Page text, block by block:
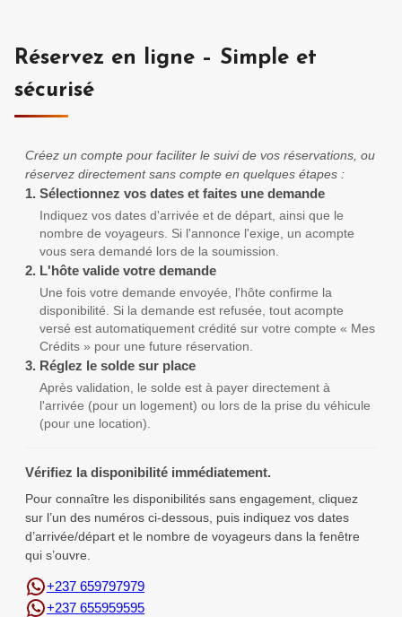
Réservez en ligne – Simple et
sécurisé
Créez un compte pour faciliter le suivi de vos réservations, ou
réservez directement sans compte en quelques étapes :
1. Sélectionnez vos dates et faites une demande
Indiquez vos dates d'arrivée et de départ, ainsi que le
nombre de voyageurs. Si l'annonce l'exige, un acompte
vous sera demandé lors de la soumission.
2. L'hôte valide votre demande
Une fois votre demande envoyée, l'hôte confirme la
disponibilité. Si la demande est refusée, tout acompte
versé est automatiquement crédité sur votre compte « Mes
Crédits » pour une future réservation.
3. Réglez le solde sur place
Après validation, le solde est à payer directement à
l'arrivée (pour un logement) ou lors de la prise du véhicule
(pour une location).
Vérifiez la disponibilité immédiatement.
Pour connaître les disponibilités sans engagement, cliquez
sur l’un des numéros ci-dessous, puis indiquez vos dates
d’arrivée/départ et le nombre de voyageurs dans la fenêtre
qui s’ouvre.
+237 659797979
+237 655959595